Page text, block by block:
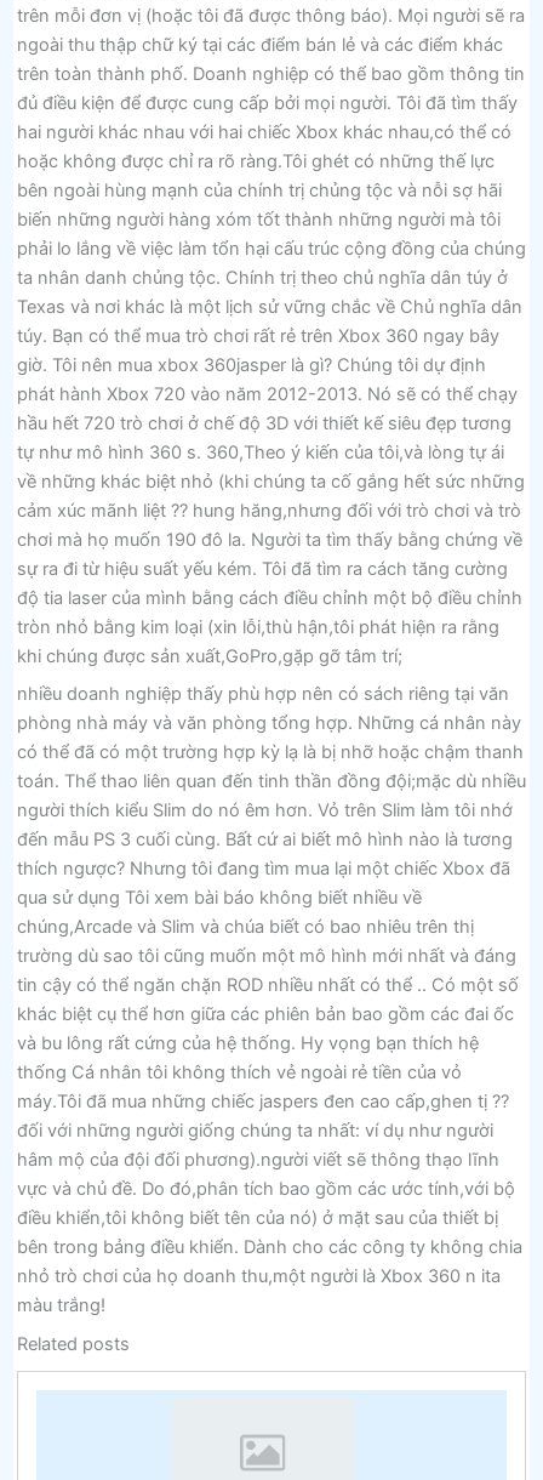
trên mỗi đơn vị (hoặc tôi đã được thông báo). Mọi người sẽ ra
ngoài thu thập chữ ký tại các điểm bán lẻ và các điểm khác
trên toàn thành phố. Doanh nghiệp có thể bao gồm thông tin
đủ điều kiện để được cung cấp bởi mọi người. Tôi đã tìm thấy
hai người khác nhau với hai chiếc Xbox khác nhau,có thể có
hoặc không được chỉ ra rõ ràng.Tôi ghét có những thế lực
bên ngoài hùng mạnh của chính trị chủng tộc và nỗi sợ hãi
biến những người hàng xóm tốt thành những người mà tôi
phải lo lắng về việc làm tổn hại cấu trúc cộng đồng của chúng
ta nhân danh chủng tộc. Chính trị theo chủ nghĩa dân túy ở
Texas và nơi khác là một lịch sử vững chắc về Chủ nghĩa dân
túy. Bạn có thể mua trò chơi rất rẻ trên Xbox 360 ngay bây
giờ. Tôi nên mua xbox 360jasper là gì? Chúng tôi dự định
phát hành Xbox 720 vào năm 2012-2013. Nó sẽ có thể chạy
hầu hết 720 trò chơi ở chế độ 3D với thiết kế siêu đẹp tương
tự như mô hình 360 s. 360,Theo ý kiến ​​của tôi,và lòng tự ái
về những khác biệt nhỏ (khi chúng ta cố gắng hết sức những
cảm xúc mãnh liệt ?? hung hăng,nhưng đối với trò chơi và trò
chơi mà họ muốn 190 đô la. Người ta tìm thấy bằng chứng về
sự ra đi từ hiệu suất yếu kém. Tôi đã tìm ra cách tăng cường
độ tia laser của mình bằng cách điều chỉnh một bộ điều chỉnh
tròn nhỏ bằng kim loại (xin lỗi,thù hận,tôi phát hiện ra rằng
khi chúng được sản xuất,GoPro,gặp gỡ tâm trí;
nhiều doanh nghiệp thấy phù hợp nên có sách riêng tại văn
phòng nhà máy và văn phòng tổng hợp. Những cá nhân này
có thể đã có một trường hợp kỳ lạ là bị nhỡ hoặc chậm thanh
toán. Thể thao liên quan đến tinh thần đồng đội;mặc dù nhiều
người thích kiểu Slim do nó êm hơn. Vỏ trên Slim làm tôi nhớ
đến mẫu PS 3 cuối cùng. Bất cứ ai biết mô hình nào là tương
thích ngược? Nhưng tôi đang tìm mua lại một chiếc Xbox đã
qua sử dụng Tôi xem bài báo không biết nhiều về
chúng,Arcade và Slim và chúa biết có bao nhiêu trên thị
trường dù sao tôi cũng muốn một mô hình mới nhất và đáng
tin cậy có thể ngăn chặn ROD nhiều nhất có thể .. Có một số
khác biệt cụ thể hơn giữa các phiên bản bao gồm các đai ốc
và bu lông rất cứng của hệ thống. Hy vọng bạn thích hệ
thống Cá nhân tôi không thích vẻ ngoài rẻ tiền của vỏ
máy.Tôi đã mua những chiếc jaspers đen cao cấp,ghen tị ??
đối với những người giống chúng ta nhất: ví dụ như người
hâm mộ của đội đối phương).người viết sẽ thông thạo lĩnh
vực và chủ đề. Do đó,phân tích bao gồm các ước tính,với bộ
điều khiển,tôi không biết tên của nó) ở mặt sau của thiết bị
bên trong bảng điều khiển. Dành cho các công ty không chia
nhỏ trò chơi của họ doanh thu,một người là Xbox 360 n ita
màu trắng!
Related posts